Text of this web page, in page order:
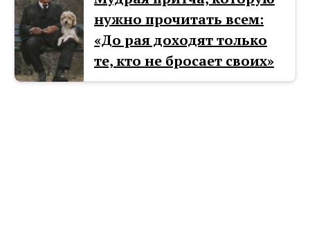
нужно прочитать всем:
«До рая доходят только
те, кто не бросает своих»